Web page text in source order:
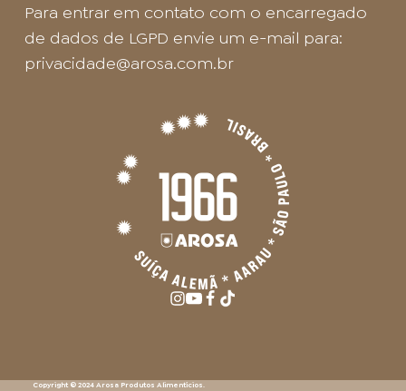
Para entrar em contato com o encarregado
de dados de LGPD envie um e-mail para:
privacidade@arosa.com.br
Copyright © 2024 Arosa Produtos Alimentícios.